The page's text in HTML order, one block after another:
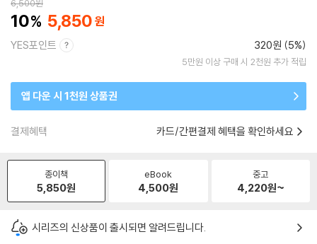
6,500원
10 5,850
YES포인트 320원 (5%)
5만원 이상 구매 시 2천원 추가 적립
앱 다운 시 1천원 상품권
결제혜택 카드/간편결제 혜택을 확인하세요
종이책
5,850원
eBook
4,500원
중고
4,220원~
시리즈의 신상품이 출시되면 알려드립니다.